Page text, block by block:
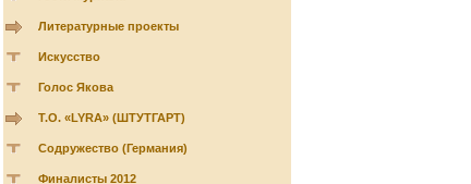
Литературные проекты
Искусство
Голос Якова
Т.О. «LYRA» (ШТУТГАРТ)
Содружество (Германия)
Финалисты 2012